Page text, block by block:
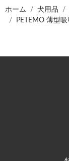
ホーム 犬用品
PETEMO 薄型